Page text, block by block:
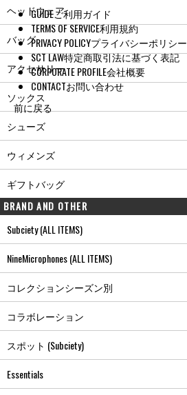
GUIDEご利用ガイド
TERMS OF SERVICE利用規約
PRIVACY POLICYプライバシーポリシー
SCT LAW特定商取引法に基づく表記
CORPORATE PROFILE会社概要
CONTACTお問い合わせ
前に戻る
ヘッドウェア
バッグ
アクセサリー
ソックス
シューズ
ウィメンズ
ギフトバッグ
BRAND AND OTHER
Subciety (ALL ITEMS)
NineMicrophones (ALL ITEMS)
コレクションシーズン別
コラボレーション
スポット (Subciety)
Essentials